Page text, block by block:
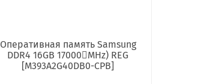
Оперативная память Samsung
DDR4 16GB 17000񢋕MHz) REG
[M393A2G40DB0-CPB]